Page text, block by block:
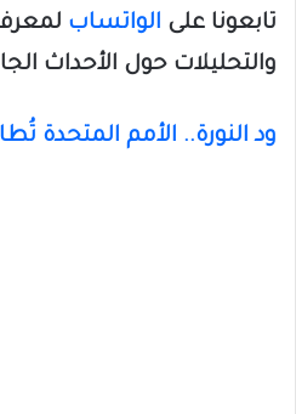
تابعونا على الواتساب
والتحليلات حول الأحداث
ود النورة.. الأمم المتحدة